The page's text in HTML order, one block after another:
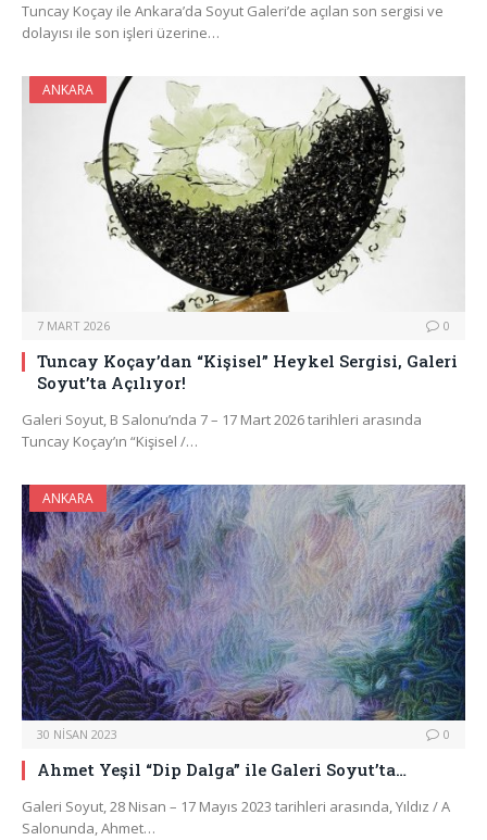
Tuncay Koçay ile Ankara’da Soyut Galeri’de açılan son sergisi ve
dolayısı ile son işleri üzerine…
ANKARA
7 MART 2026 0
Tuncay Koçay’dan “Kişisel” Heykel Sergisi, Galeri
Soyut’ta Açılıyor!
Galeri Soyut, B Salonu’nda 7 – 17 Mart 2026 tarihleri arasında
Tuncay Koçay’ın “Kişisel /…
ANKARA
30 NISAN 2023 0
Ahmet Yeşil “Dip Dalga” ile Galeri Soyut’ta…
Galeri Soyut, 28 Nisan – 17 Mayıs 2023 tarihleri arasında, Yıldız / A
Salonunda, Ahmet…